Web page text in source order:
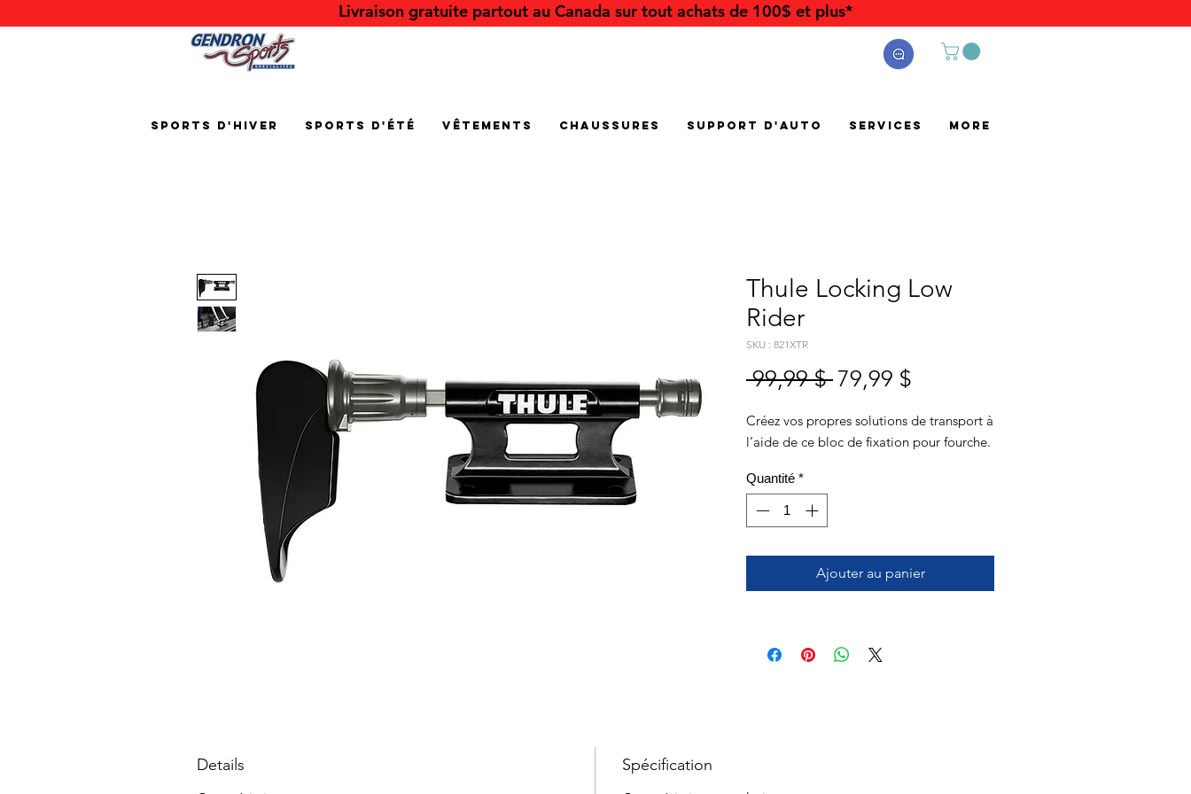
Livraison gratuite partout au Canada sur tout achats de 100$ et plus*
Sports d'hiver Sports d'été Vêtements Chaussures Support d'auto Services More
Thule Locking Low
Rider
SKU : 821XTR
99,99 $ Prix
79,99 $
Créez vos propres solutions de transport à
l’aide de ce bloc de fixation pour fourche.
Quantité *
Ajouter au panier
Details Spécification